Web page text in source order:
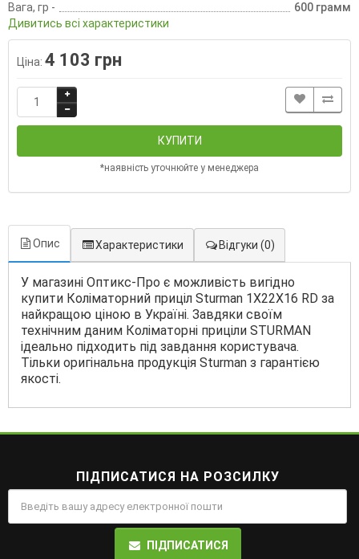
Вага, гр -
600 грамм
Дивитись всі характеристики
Ціна: 4 103 грн
КУПИТИ
*наявність уточнюйте у менеджера
Опис Характеристики Відгуки (0)
У магазині Оптикс-Про є можливість вигідно
купити Коліматорний приціл Sturman 1X22X16 RD за
найкращою ціною в Україні. Завдяки своїм
технічним даним Коліматорні приціли STURMAN
ідеально підходить під завдання користувача.
Тільки оригінальна продукція Sturman з гарантією
якості.
ПІДПИСАТИСЯ НА РОЗСИЛКУ
ПІДПИСАТИСЯ